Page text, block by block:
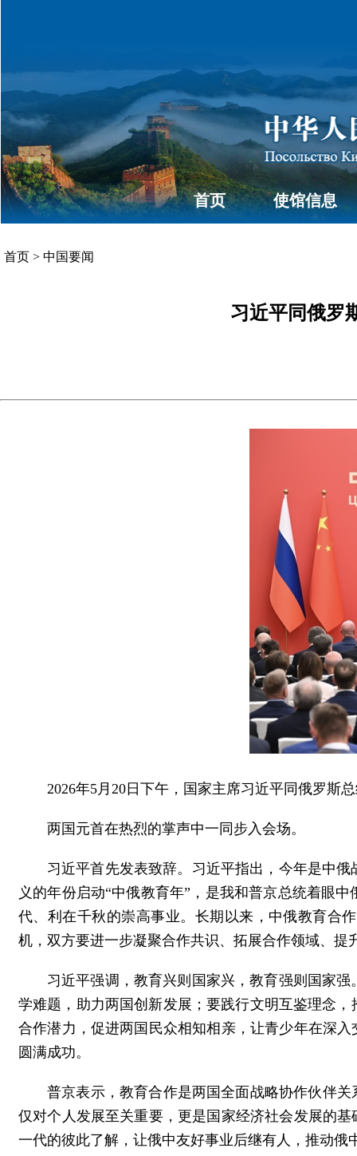
首页 使馆信息
首页 > 中国要闻
习近平同俄罗
2026年5月20日下午，国家主席习近平同俄罗斯
两国元首在热烈的掌声中一同步入会场。
习近平首先发表致辞。习近平指出，今年是中
义的年份启动“中俄教育年”，是我和普京总统着眼
代、利在千秋的崇高事业。长期以来，中俄教育合
机，双方要进一步凝聚合作共识、拓展合作领域、提
习近平强调，教育兴则国家兴，教育强则国家
学难题，助力两国创新发展；要践行文明互鉴理念
合作潜力，促进两国民众相知相亲，让青少年在深
圆满成功。
普京表示，教育合作是两国全面战略协作伙伴
仅对个人发展至关重要，更是国家经济社会发展的
一代的彼此了解，让俄中友好事业后继有人，推动俄